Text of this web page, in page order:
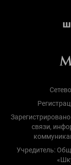
связи,
Учредитель: